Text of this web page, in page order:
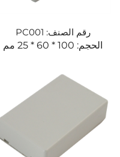
رقم الصنف: PC001
الحجم: 100 * 60 * 25 مم